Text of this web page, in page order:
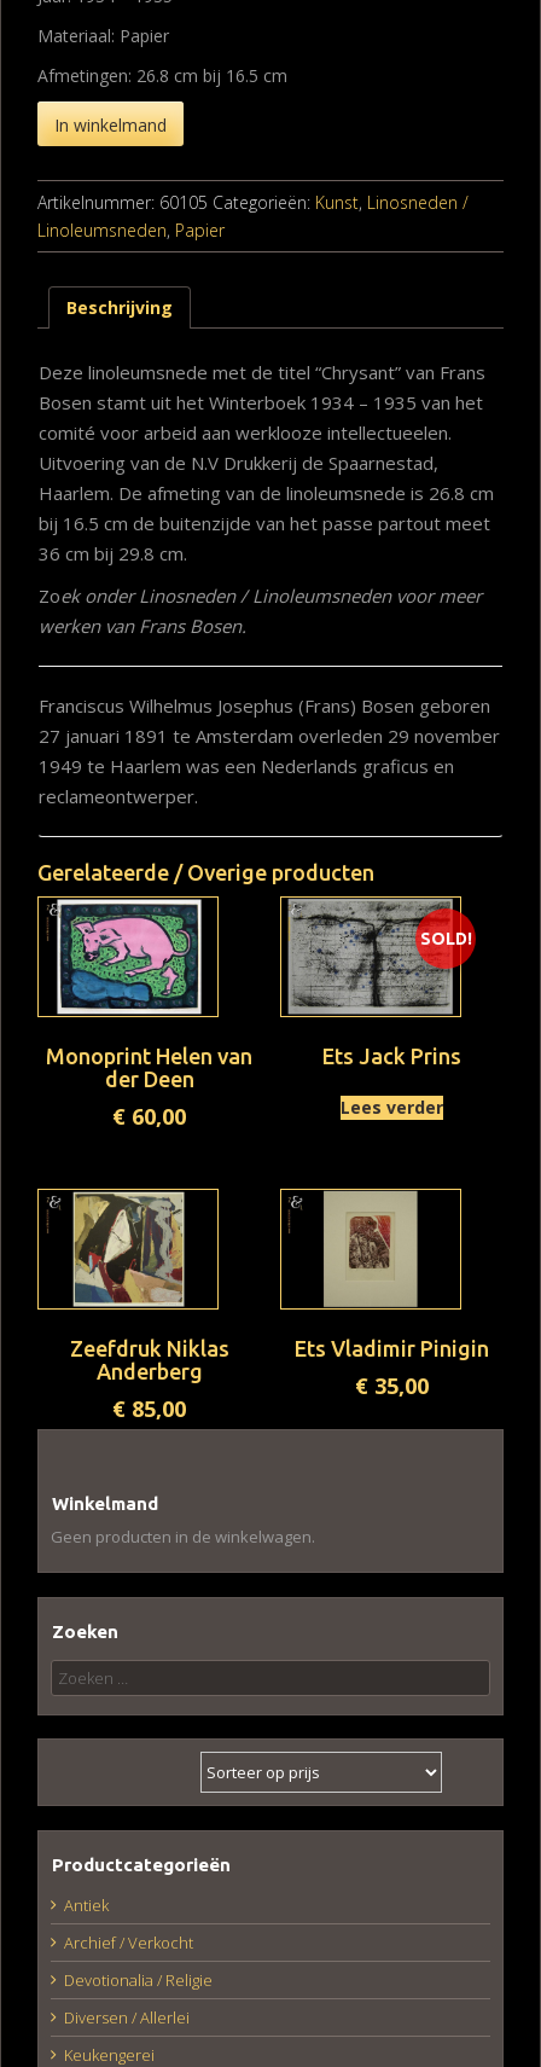
Materiaal: Papier
Afmetingen: 26.8 cm bij 16.5 cm
In winkelmand
Artikelnummer: 60105 Categorieën: Kunst, Linosneden /
Linoleumsneden, Papier
Beschrijving
Deze linoleumsnede met de titel “Chrysant” van Frans
Bosen stamt uit het Winterboek 1934 – 1935 van het
comité voor arbeid aan werklooze intellectueelen.
Uitvoering van de N.V Drukkerij de Spaarnestad,
Haarlem. De afmeting van de linoleumsnede is 26.8 cm
bij 16.5 cm de buitenzijde van het passe partout meet
36 cm bij 29.8 cm.
Zoek onder Linosneden / Linoleumsneden voor meer
werken van Frans Bosen.
Franciscus Wilhelmus Josephus (Frans) Bosen geboren
27 januari 1891 te Amsterdam overleden 29 november
1949 te Haarlem was een Nederlands graficus en
reclameontwerper.
Gerelateerde / Overige producten
Monoprint Helen van
der Deen
€ 60,00
SOLD!
Ets Jack Prins
Lees verder
Zeefdruk Niklas
Anderberg
€ 85,00
Ets Vladimir Pinigin
€35,00
Winkelmand
Geen producten in de winkelwagen.
Zoeken
Zoeken
naar:
Productcategorieën
Antiek
Archief / Verkocht
Devotionalia / Religie
Diversen / Allerlei
Keukengerei